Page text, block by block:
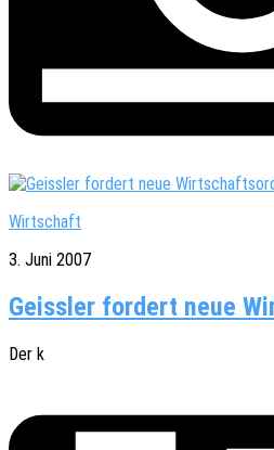
Wirtschaft
3. Juni 2007
Geissler fordert neue
Der k